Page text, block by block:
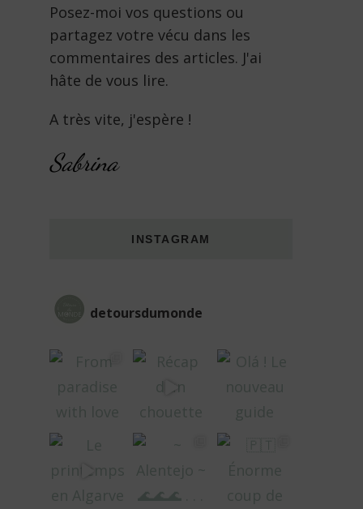
Posez-moi vos questions ou
partagez votre vécu dans les
commentaires des articles. J'ai
hâte de vous lire.
A très vite, j'espère !
Sabrina
INSTAGRAM
detoursdumonde